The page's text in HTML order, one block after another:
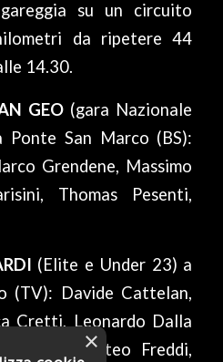
su un circuito
da ripetere 44
14.30.
GEO (gara Nazionale
San Marco (BS):
Grendene, Massimo
Thomas Pesenti,
(Elite e Under 23) a
(TV): Davide Cattelan,
Cretti, Leonardo Dalla
Matteo Freddi,
×